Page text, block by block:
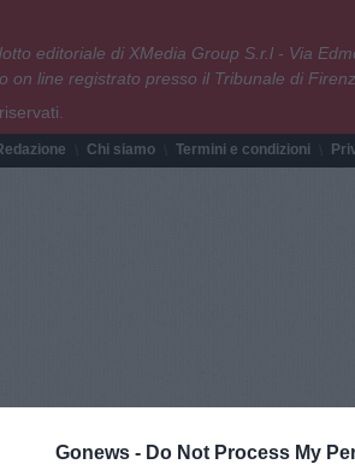
Gonews - Do Not Process My
editoriale di XMedia Group S.r.l - Via
on line registrato presso il Tribunale di
Chi siamo Termini e condizioni